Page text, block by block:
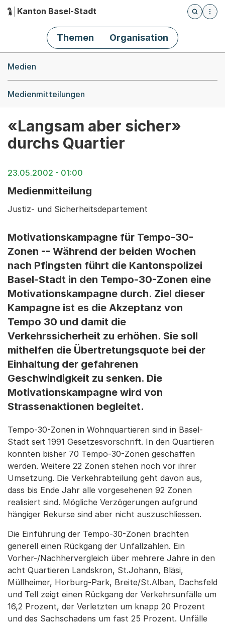
Hauptnavigation
Kanton Basel-Stadt
Öffnet
Themen Organisation
Medien
Medienmitteilungen
«Langsam aber sicher»
durchs Quartier
23.05.2002 - 01:00
Medienmitteilung
Justiz- und Sicherheitsdepartement
Motivationskampagne für Tempo-30-
Zonen -- Während der beiden Wochen
nach Pfingsten führt die Kantonspolizei
Basel-Stadt in den Tempo-30-Zonen eine
Motivationskampagne durch. Ziel dieser
Kampagne ist es die Akzeptanz von
Tempo 30 und damit die
Verkehrssicherheit zu erhöhen. Sie soll
mithelfen die Übertretungsquote bei der
Einhaltung der gefahrenen
Geschwindigkeit zu senken. Die
Motivationskampagne wird von
Strassenaktionen begleitet.
Tempo-30-Zonen in Wohnquartieren sind in Basel-
Stadt seit 1991 Gesetzesvorschrift. In den Quartieren
konnten bisher 70 Tempo-30-Zonen geschaffen
werden. Weitere 22 Zonen stehen noch vor ihrer
Umsetzung. Die Verkehrabteilung geht davon aus,
dass bis Ende Jahr alle vorgesehenen 92 Zonen
realisiert sind. Mögliche Verzögerungen aufgrund
hängiger Rekurse sind aber nicht auszuschliessen.
Die Einführung der Tempo-30-Zonen brachten
generell einen Rückgang der Unfallzahlen. Ein
Vorher-/Nachhervergleich über mehrere Jahre in den
acht Quartieren Landskron, St.Johann, Bläsi,
Müllheimer, Horburg-Park, Breite/St.Alban, Dachsfeld
und Tell zeigt einen Rückgang der Verkehrsunfälle um
16,2 Prozent, der Verletzten um knapp 20 Prozent
und des Sachschadens um fast 25 Prozent. Unfälle